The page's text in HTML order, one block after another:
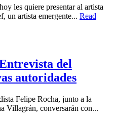
les quiere presentar al artista
un artista emergente... Read
del
autoridades
Felipe Rocha, junto a la
Villagrán, conversarán con...